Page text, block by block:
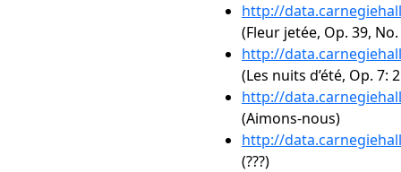
http://
(Fleur jetée, Op. 39, No.
http://
(Les nuits d’été, Op. 7:
http://
(Aimons-nous)
http://
(???)